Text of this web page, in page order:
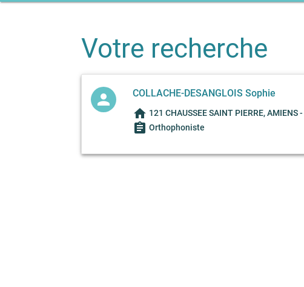
Votre recherche
person COLLACHE-DESANGLOIS Sophie
home 121 CHAUSSEE SAINT PIERRE, AMIENS
assignment Orthophoniste